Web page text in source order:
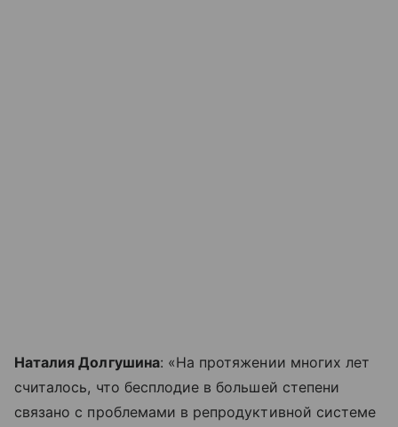
Наталия Долгушина: «На протяжении многих лет
считалось, что бесплодие в большей степени
связано с проблемами в репродуктивной системе